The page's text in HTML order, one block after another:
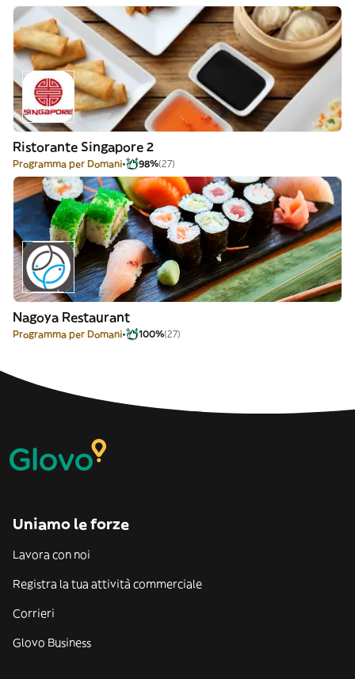
Ristorante Singapore 2
Programma per Domani 98%(27)
Nagoya Restaurant
Programma per Domani 100%(27)
Uniamo le forze
Lavora con noi
Registra la tua attività commerciale
Corrieri
Glovo Business